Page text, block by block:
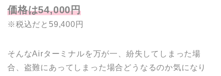
価格は54,000円
※税込だと59,400円
そんなAirターミナルを万が一、紛失してしまった場
合、盗難にあってしまった場合どうなるのか気になり